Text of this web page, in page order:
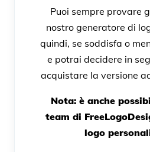
Puoi sempre provare
nostro generatore di
quindi, se soddisfa o
e potrai decidere in
acquistare la versione
Nota: è anche
team di
logo